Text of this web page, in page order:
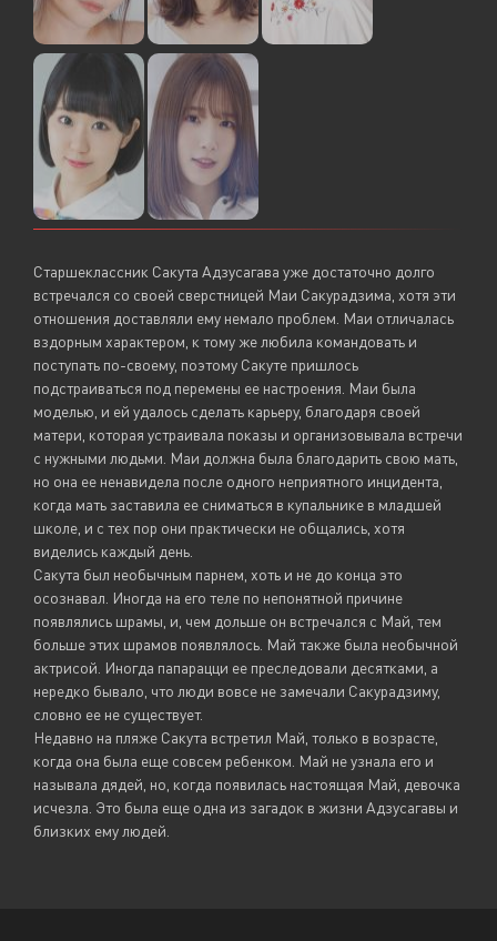
Старшеклассник Сакута Адзусагава уже достаточно долго
встречался со своей сверстницей Маи Сакурадзима, хотя эти
отношения доставляли ему немало проблем. Маи отличалась
вздорным характером, к тому же любила командовать и
поступать по-своему, поэтому Сакуте пришлось
подстраиваться под перемены ее настроения. Маи была
моделью, и ей удалось сделать карьеру, благодаря своей
матери, которая устраивала показы и организовывала встречи
с нужными людьми. Маи должна была благодарить свою мать,
но она ее ненавидела после одного неприятного инцидента,
когда мать заставила ее сниматься в купальнике в младшей
школе, и с тех пор они практически не общались, хотя
виделись каждый день.
Сакута был необычным парнем, хоть и не до конца это
осознавал. Иногда на его теле по непонятной причине
появлялись шрамы, и, чем дольше он встречался с Май, тем
больше этих шрамов появлялось. Май также была необычной
актрисой. Иногда папарацци ее преследовали десятками, а
нередко бывало, что люди вовсе не замечали Сакурадзиму,
словно ее не существует.
Недавно на пляже Сакута встретил Май, только в возрасте,
когда она была еще совсем ребенком. Май не узнала его и
называла дядей, но, когда появилась настоящая Май, девочка
исчезла. Это была еще одна из загадок в жизни Адзусагавы и
близких ему людей.